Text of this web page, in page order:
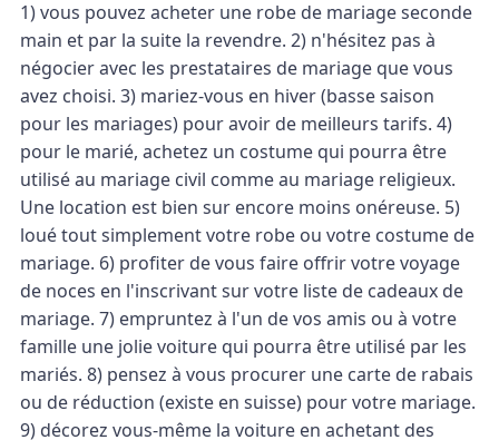
1) vous pouvez acheter une robe de mariage seconde
main et par la suite la revendre. 2) n'hésitez pas à
négocier avec les prestataires de mariage que vous
avez choisi. 3) mariez-vous en hiver (basse saison
pour les mariages) pour avoir de meilleurs tarifs. 4)
pour le marié, achetez un costume qui pourra être
utilisé au mariage civil comme au mariage religieux.
Une location est bien sur encore moins onéreuse. 5)
loué tout simplement votre robe ou votre costume de
mariage. 6) profiter de vous faire offrir votre voyage
de noces en l'inscrivant sur votre liste de cadeaux de
mariage. 7) empruntez à l'un de vos amis ou à votre
famille une jolie voiture qui pourra être utilisé par les
mariés. 8) pensez à vous procurer une carte de rabais
ou de réduction (existe en suisse) pour votre mariage.
9) décorez vous-même la voiture en achetant des